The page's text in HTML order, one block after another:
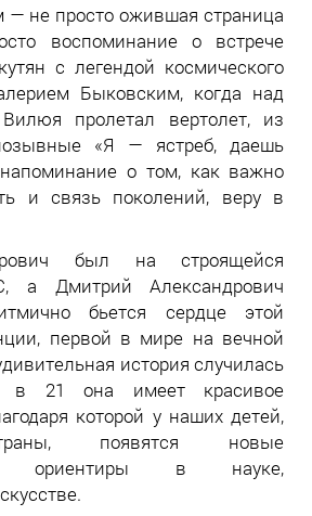
— не просто ожившая страница
воспоминание о встрече
с легендой космического
Быковским, когда над
пролетал вертолет, из
«Я — ястреб, даешь
о том, как важно
и связь поколений, веру в
был на строящейся
а Дмитрий Александрович
бьется сердце этой
первой в мире на вечной
история случилась
21 она имеет красивое
которой у наших детей,
появятся новые
ориентиры в науке,